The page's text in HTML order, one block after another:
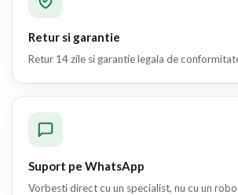
Retur si garantie
Retur 14 zile si garantie legala de
Suport pe WhatsApp
Vorbesti direct cu un specialist, nu cu un